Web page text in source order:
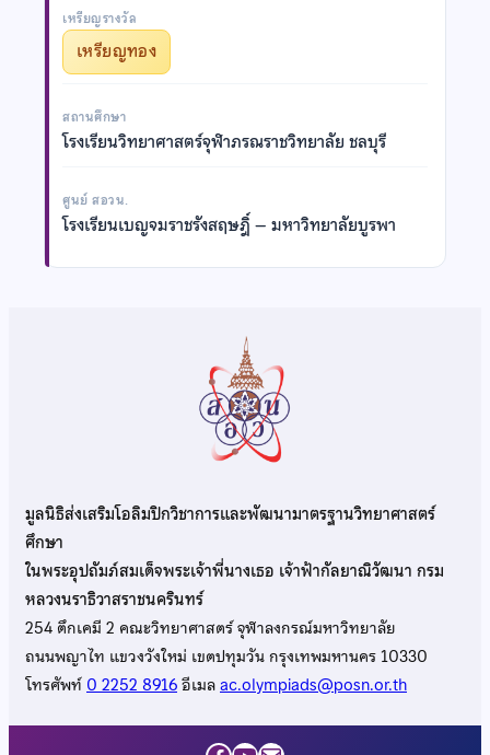
เหรียญรางวัล
เหรียญทอง
สถานศึกษา
โรงเรียนวิทยาศาสตร์จุฬาภรณราชวิทยาลัย ชลบุรี
ศูนย์ สอวน.
โรงเรียนเบญจมราชรังสฤษฎิ์ – มหาวิทยาลัยบูรพา
มูลนิธิส่งเสริมโอลิมปิกวิชาการและพัฒนามาตรฐานวิทยาศาสตร์
ศึกษา
ในพระอุปถัมภ์สมเด็จพระเจ้าพี่นางเธอ เจ้าฟ้ากัลยาณิวัฒนา กรม
หลวงนราธิวาสราชนครินทร์
254 ตึกเคมี 2 คณะวิทยาศาสตร์ จุฬาลงกรณ์มหาวิทยาลัย
ถนนพญาไท แขวงวังใหม่ เขตปทุมวัน กรุงเทพมหานคร 10330
โทรศัพท์0 2252 8916อีเมลac.olympiads@posn.or.th